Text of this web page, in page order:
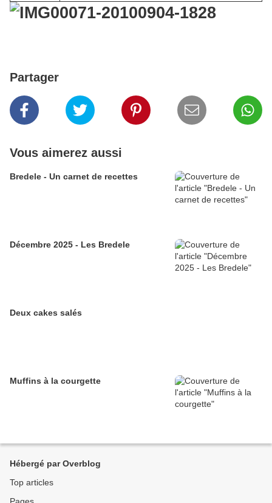
Partager
Vous aimerez aussi
Bredele - Un carnet de recettes
Décembre 2025 - Les Bredele
Deux cakes salés
Muffins à la courgette
Hébergé par Overblog
Top articles